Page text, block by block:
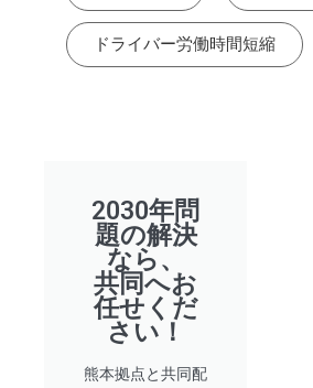
ドライバー労働時間短縮
2030年問
題の解決
なら、
共同へお
任せくだ
さい！
熊本拠点と共同配